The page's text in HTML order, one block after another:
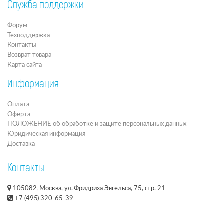
Служба поддержки
Форум
Техподдержка
Контакты
Возврат товара
Карта сайта
Информация
Оплата
Оферта
ПОЛОЖЕНИЕ об обработке и защите персональных данных
Юридическая информация
Доставка
Контакты
105082, Москва, ул. Фридриха Энгельса, 75, стр. 21
+7 (495) 320-65-39